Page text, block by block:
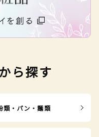
ら探す
類・パン・麺類